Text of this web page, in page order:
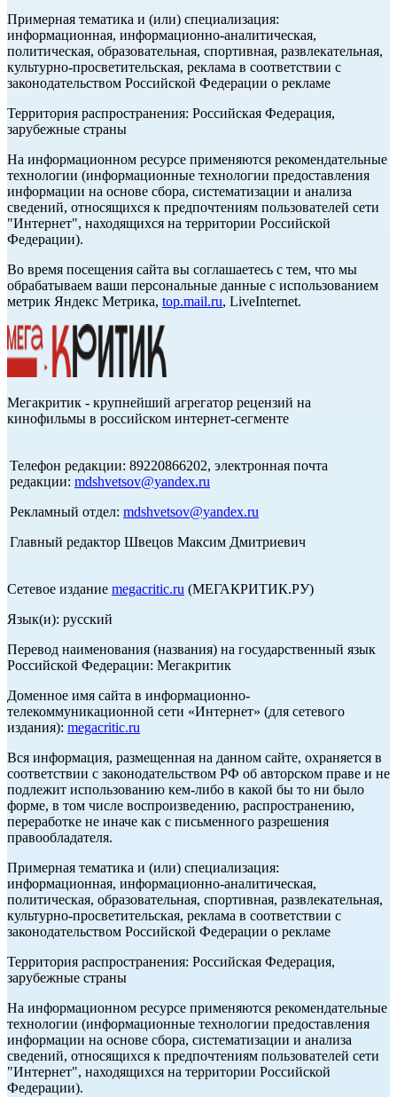
Примерная тематика и (или) специализация:
информационная, информационно-аналитическая,
политическая, образовательная, спортивная, развлекательная,
культурно-просветительская, реклама в соответствии с
законодательством Российской Федерации о рекламе
Территория распространения: Российская Федерация,
зарубежные страны
На информационном ресурсе применяются рекомендательные
технологии (информационные технологии предоставления
информации на основе сбора, систематизации и анализа
сведений, относящихся к предпочтениям пользователей сети
"Интернет", находящихся на территории Российской
Федерации).
Во время посещения сайта вы соглашаетесь с тем, что мы
обрабатываем ваши персональные данные с использованием
метрик Яндекс Метрика, top.mail.ru, LiveInternet.
Мегакритик - крупнейший агрегатор рецензий на
кинофильмы в российском интернет-сегменте
Телефон редакции: 89220866202, электронная почта
редакции: mdshvetsov@yandex.ru
Рекламный отдел: mdshvetsov@yandex.ru
Главный редактор Швецов Максим Дмитриевич
Сетевое издание megacritic.ru (МЕГАКРИТИК.РУ)
Язык(и): русский
Перевод наименования (названия) на государственный язык
Российской Федерации: Мегакритик
Доменное имя сайта в информационно-
телекоммуникационной сети «Интернет» (для сетевого
издания): megacritic.ru
Вся информация, размещенная на данном сайте, охраняется в
соответствии с законодательством РФ об авторском праве и не
подлежит использованию кем-либо в какой бы то ни было
форме, в том числе воспроизведению, распространению,
переработке не иначе как с письменного разрешения
правообладателя.
Примерная тематика и (или) специализация:
информационная, информационно-аналитическая,
политическая, образовательная, спортивная, развлекательная,
культурно-просветительская, реклама в соответствии с
законодательством Российской Федерации о рекламе
Территория распространения: Российская Федерация,
зарубежные страны
На информационном ресурсе применяются рекомендательные
технологии (информационные технологии предоставления
информации на основе сбора, систематизации и анализа
сведений, относящихся к предпочтениям пользователей сети
"Интернет", находящихся на территории Российской
Федерации).